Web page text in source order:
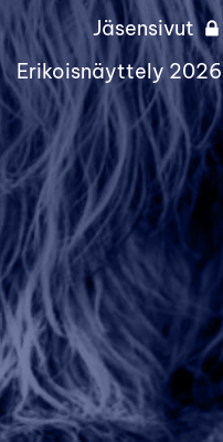
Jäsensivut
Erikoisnäyttely 2026